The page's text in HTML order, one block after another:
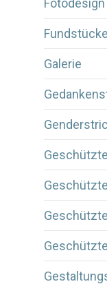
Fotodesign
Fundstücke
Galerie